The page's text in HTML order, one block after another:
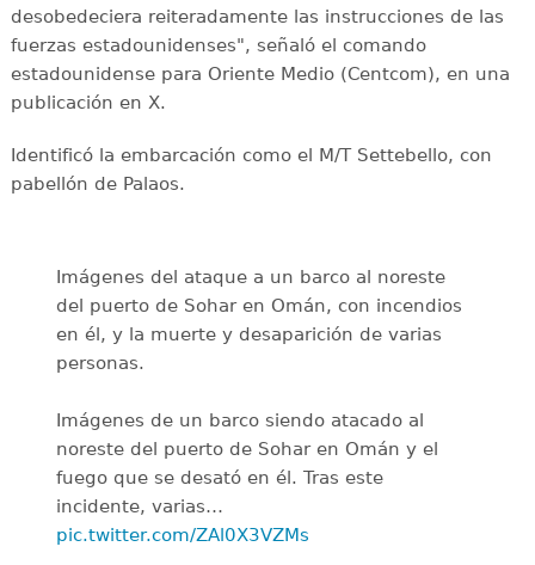
desobedeciera reiteradamente las instrucciones de las
fuerzas estadounidenses", señaló el comando
estadounidense para Oriente Medio (Centcom), en una
publicación en X.
Identificó la embarcación como el M/T Settebello, con
pabellón de Palaos.
Imágenes del ataque a un barco al noreste
del puerto de Sohar en Omán, con incendios
en él, y la muerte y desaparición de varias
personas.
Imágenes de un barco siendo atacado al
noreste del puerto de Sohar en Omán y el
fuego que se desató en él. Tras este
incidente, varias…
pic.twitter.com/ZAl0X3VZMs